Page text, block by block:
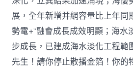
展，全年新增并網容量比上年同
勢電+”融會成長成效明顯；海水
步成長，已建成海水淡化工程範
先生！請你停止散播金箔！你的